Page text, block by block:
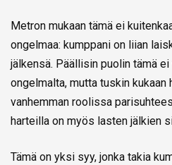
Metron mukaan tämä ei
ongelmaa: kumppani on liian
jälkensä. Päällisin puolin tämä
ongelmalta, mutta tuskin kukaan
vanhemman roolissa
harteilla on myös lasten jälkien
Tämä on yksi syy, jonka takia